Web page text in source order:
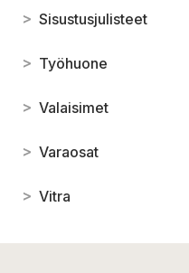
> Sisustusjulisteet
> Työhuone
> Valaisimet
> Varaosat
> Vitra